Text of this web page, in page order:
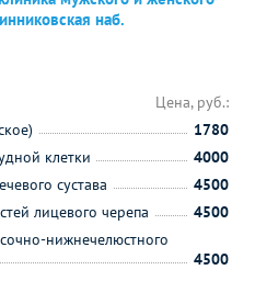
наб.
Цена, руб.:
1780
клетки
4000
сустава
4500
лицевого черепа
4500
нижнечелюстного
4500